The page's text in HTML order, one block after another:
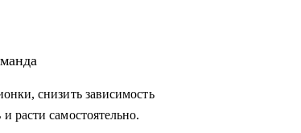
снизить зависимость
расти самостоятельно.